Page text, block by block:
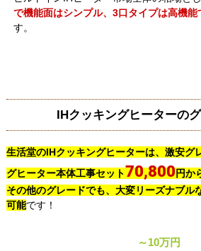
で機能面はシンプル、3口タイプは高機能
す。
IHクッキングヒーターの
生活堂のIHクッキングヒーターは、激安グ
グヒーター本体工事セット70,800円か
その他のグレードでも、大変リーズナブル
可能です！
～10万円